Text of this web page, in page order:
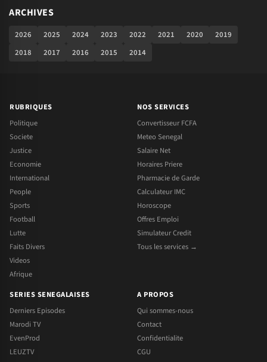
ARCHIVES
2026 2025 2024 2023 2022 2021 2020
2019
2018
2017 2016 2015 2014
RUBRIQUES
Politique
Societe
Justice
Economie
International
People
Sports
Football
Lutte
Faits Divers
Videos
Afrique
NOS SERVICES
Convertisseur FCFA
Meteo Senegal
Salaire Net
Horaires Priere
Pharmacie de Garde
Calculateur IMC
Horoscope
Offres Emploi
Simulateur Credit
Tous les services →
SERIES SENEGALAISES
Derniers Episodes
Marodi TV
EvenProd
LEUZTV
A PROPOS
Qui sommes-nous
Contact
Confidentialite
CGU